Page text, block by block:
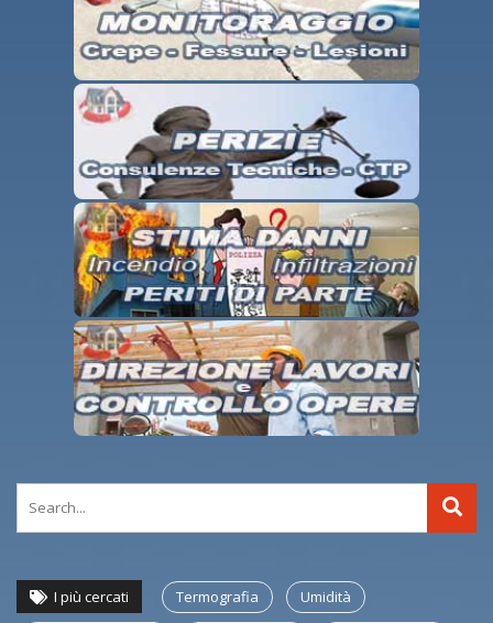
I più cercati Termografia Umidità